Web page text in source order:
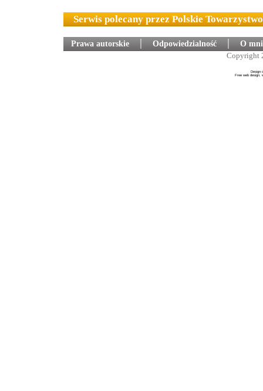
Serwis polecany przez Polskie
Prawa autorskie Odpowiedzialność
O
Copyright
Design
Free web design,